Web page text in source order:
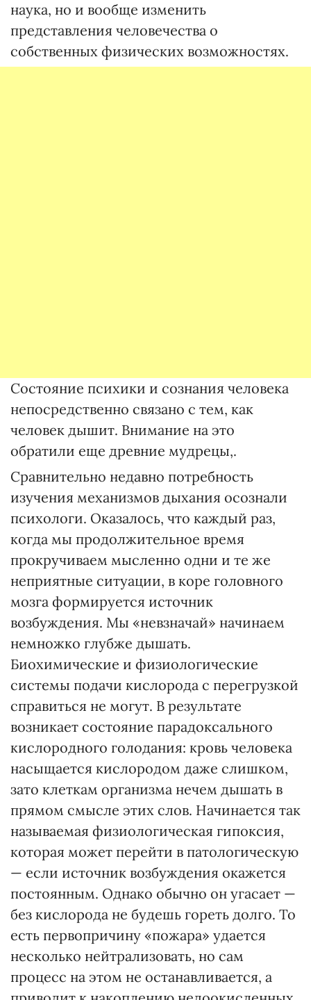
наука, но и вообще изменить
представления человечества о
собственных физических возможностях.
Состояние психики и сознания человека
непосредственно связано с тем, как
человек дышит. Внимание на это
обратили еще древние мудрецы,.
Сравнительно недавно потребность
изучения механизмов дыхания осознали
психологи. Оказалось, что каждый раз,
когда мы продолжительное время
прокручиваем мысленно одни и те же
неприятные ситуации, в коре головного
мозга формируется источник
возбуждения. Мы «невзначай» начинаем
немножко глубже дышать.
Биохимические и физиологические
системы подачи кислорода с перегрузкой
справиться не могут. В результате
возникает состояние парадоксального
кислородного голодания: кровь человека
насыщается кислородом даже слишком,
зато клеткам организма нечем дышать в
прямом смысле этих слов. Начинается так
называемая физиологическая гипоксия,
которая может перейти в патологическую
— если источник возбуждения окажется
постоянным. Однако обычно он угасает —
без кислорода не будешь гореть долго. То
есть первопричину «пожара» удается
несколько нейтрализовать, но сам
процесс на этом не останавливается, а